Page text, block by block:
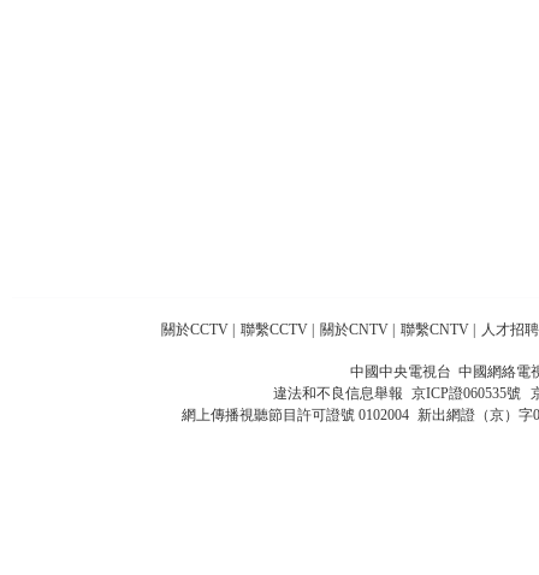
關於CCTV 聯繫CCTV 關於CNTV 聯繫CNTV 人才招聘
中國中央電視台 中國網絡電
違法和不良信息舉報 京ICP證060535號
網上傳播視聽節目許可證號 0102004 新出網證（京）